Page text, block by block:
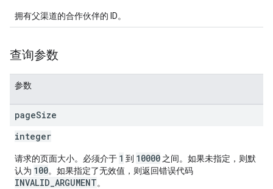
拥有父渠道的合作伙伴的 ID。
查询参数
参数
pageSize
integer
请求的页面大小。必须介于 1 到 10000 之间。如果未指定，则默
认为 100。如果指定了无效值，则返回错误代码
INVALID_ARGUMENT。